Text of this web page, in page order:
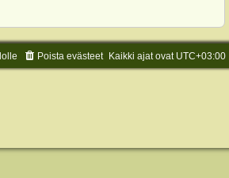
Kaikki ajat ovat UTC+03:00
Poista evästeet